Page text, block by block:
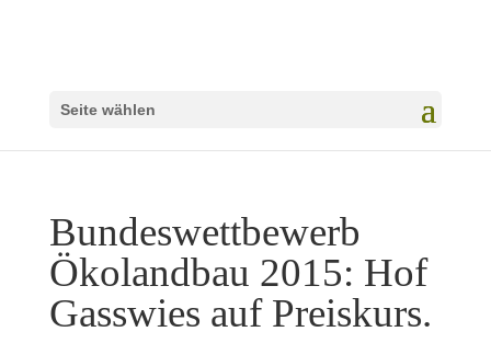
Seite wählen
Bundeswettbewerb
Ökolandbau 2015: Hof
Gasswies auf Preiskurs.